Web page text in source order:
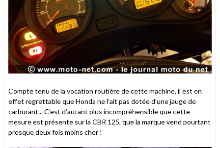
Compte tenu de la vocation routière de cette machine, il est en
effet regrettable que Honda ne l’ait pas dotée d’une jauge de
carburant... C'est d’autant plus incompréhensible que cette
mesure est présente sur la CBR 125, que la marque vend pourtant
presque deux fois moins cher !